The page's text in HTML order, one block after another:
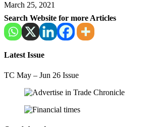
March 25, 2021
Search Website for more Articles
Latest Issue
TC May – Jun 26 Issue